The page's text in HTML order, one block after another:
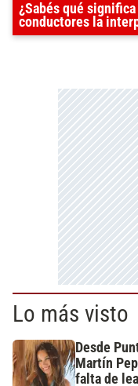
¿Sabés qué
conductores la
Lo más visto
Desde
Martín
falta de